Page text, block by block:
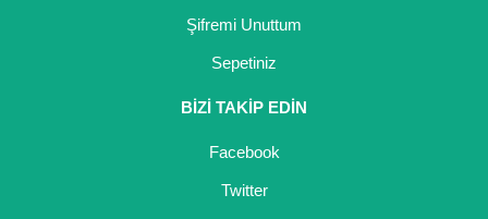
Şifremi Unuttum
Sepetiniz
BİZİ TAKİP EDİN
Facebook
Twitter